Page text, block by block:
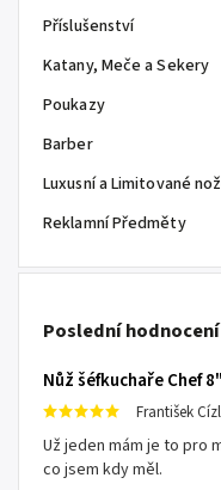
Příslušenství
Katany, Meče a Sekery
Poukazy
Barber
Luxusní a Limitované
Reklamní Předměty
Poslední
František
Už jeden mám je to pro
co jsem kdy měl.